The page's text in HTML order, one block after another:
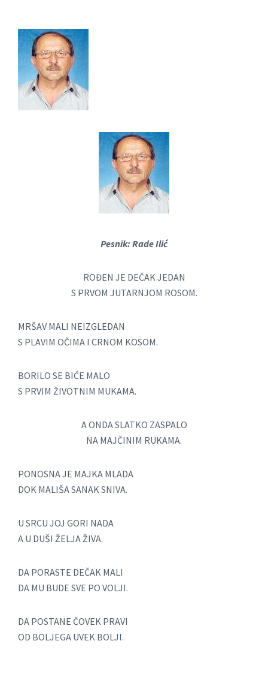
Pesnik: Rade Ilić
ROĐEN JE DEČAK JEDAN
S PRVOM JUTARNJOM ROSOM.
MRŠAV MALI NEIZGLEDAN
S PLAVIM OČIMA I CRNOM KOSOM.
BORILO SE BIĆE MALO
S PRVIM ŽIVOTNIM MUKAMA.
A ONDA SLATKO ZASPALO
NA MAJČINIM RUKAMA.
PONOSNA JE MAJKA MLADA
DOK MALIŠA SANAK SNIVA.
U SRCU JOJ GORI NADA
A U DUŠI ŽELJA ŽIVA.
DA PORASTE DEČAK MALI
DA MU BUDE SVE PO VOLJI.
DA POSTANE ČOVEK PRAVI
OD BOLJEGA UVEK BOLJI.